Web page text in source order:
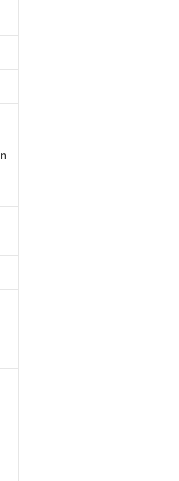
準価格(税抜)を提供させていただ
品もあることをご了承ください。
社内データに基づき作成されるも
る場合があることをご了承くださ
担当のオムロン制御機器販売店・
または開示しないようお願いしま
、I-Webメンバーズにご登録され
て、当社および当社の共同利用者
範囲で利用することをご了承くだ
る予定のある商品です。
応品を出す予定はありません。
たは確認中の商品です。
す。
場合などやむを得ず変更すること
。
ます。
します。
ジフェニルエーテル類) : 1000ppm、
酸ブチルベンジル) : 1000ppm、
。
刻な影響を及ぼさない年数を意
る商品（以下｢規制貨物等」とい
(または役務取引許可)を取得する
出されないよう必要な手段を講じ
その他武器並びにこれらの製造装
容を当該第三者に通知します。
それがある場合は、取り引きをい
はお客様担当のオムロン制御